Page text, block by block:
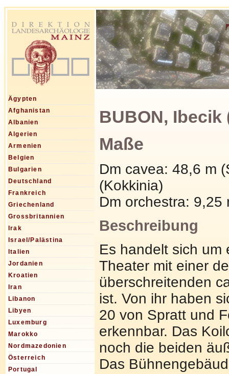
Ägypten
Afghanistan
Albanien
Algerien
Armenien
Belgien
Bulgarien
Deutschland
Frankreich
Griechenland
Grossbritannien
Irak
Israel/Palästina
Italien
Jordanien
Kroatien
Iran
Libanon
Libyen
Luxemburg
Marokko
Nordmazedonien
Österreich
Portugal
BUBON,
Maße
Dm cavea: 48,6 m
(Kokkinia)
Dm orchestra: 9,25
Beschreibung
Es handelt sich um
Theater mit einer
überschreitenden
ist. Von ihr haben
20 von Spratt und
erkennbar. Das
noch die beiden
Das